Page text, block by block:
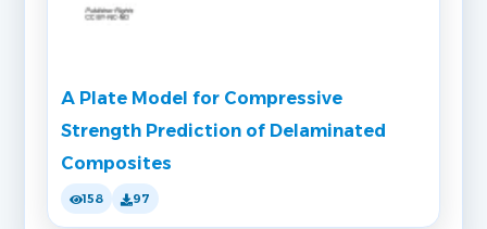
A Plate Model for Compressive
Strength Prediction of Delaminated
Composites
158 97